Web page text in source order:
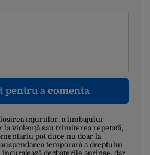
pentru a comenta
injuriilor, a limbajului
violență sau trimiterea repetată,
pot duce nu doar la
temporară a dreptului
dezbaterile aprinse, dar